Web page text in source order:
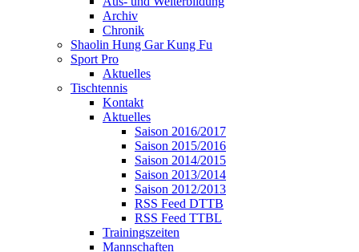
Archiv
Chronik
Shaolin Hung Gar Kung Fu
Sport Pro
Aktuelles
Tischtennis
Kontakt
Aktuelles
Saison 2016/2017
Saison 2015/2016
Saison 2014/2015
Saison 2013/2014
Saison 2012/2013
RSS Feed DTTB
RSS Feed TTBL
Trainingszeiten
Mannschaften